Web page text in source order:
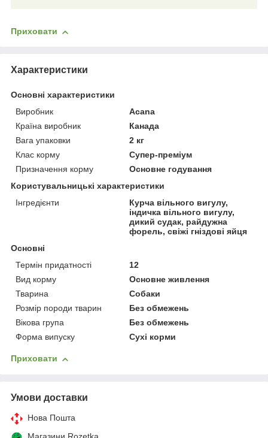
Приховати
Характеристики
Основні характеристики
Виробник
Acana
Країна виробник
Канада
Вага упаковки
2 кг
Клас корму
Супер-преміум
Призначення корму
Основне годування
Користувальницькі характеристики
Інгредієнти
Курча вільного вигулу,
індичка вільного вигулу,
дикий судак, райдужна
форель, свіжі гніздові яйця
Основні
Термін придатності
12
Вид корму
Основне живлення
Тварина
Собаки
Розмір породи тварин
Без обмежень
Вікова група
Без обмежень
Форма випуску
Сухі корми
Приховати
Умови доставки
Нова Пошта